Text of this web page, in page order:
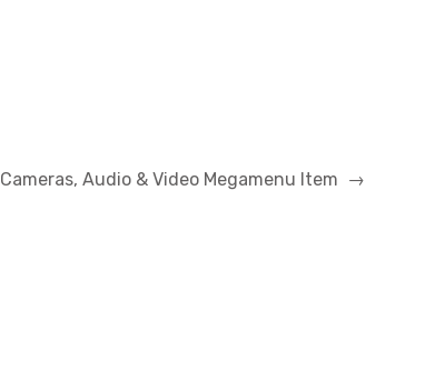
Cameras, Audio & Video Megamenu Item →